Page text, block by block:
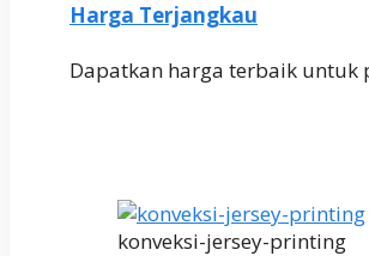
Harga Terjangkau
Dapatkan harga terbaik untuk
konveksi-jersey-printing